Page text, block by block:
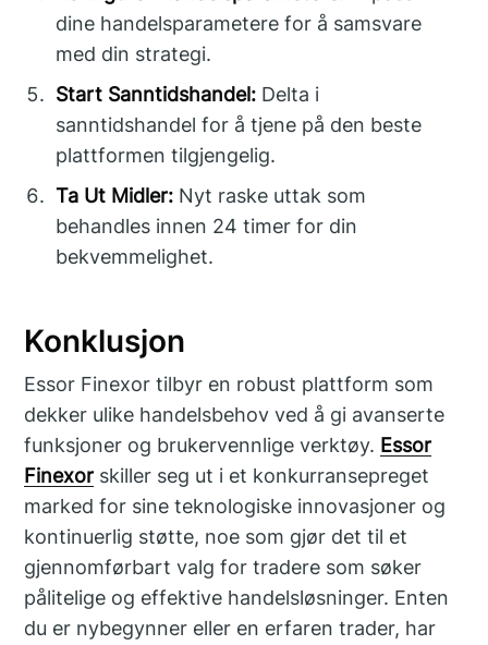
dine handelsparametere for å samsvare
med din strategi.
Start Sanntidshandel: Delta i
sanntidshandel for å tjene på den beste
plattformen tilgjengelig.
Ta Ut Midler: Nyt raske uttak som
behandles innen 24 timer for din
bekvemmelighet.
Konklusjon
Essor Finexor tilbyr en robust plattform som
dekker ulike handelsbehov ved å gi avanserte
funksjoner og brukervennlige verktøy. Essor
Finexor skiller seg ut i et konkurransepreget
marked for sine teknologiske innovasjoner og
kontinuerlig støtte, noe som gjør det til et
gjennomførbart valg for tradere som søker
pålitelige og effektive handelsløsninger. Enten
du er nybegynner eller en erfaren trader, har